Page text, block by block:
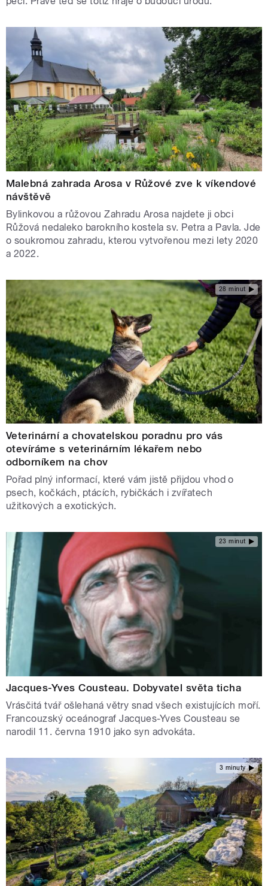
Malebná zahrada Arosa v Růžové zve k víkendové
návštěvě
Bylinkovou a růžovou Zahradu Arosa najdete ji obci
Růžová nedaleko barokního kostela sv. Petra a Pavla. Jde
o soukromou zahradu, kterou vytvořenou mezi lety 2020
a 2022.
28 minut
Veterinární a chovatelskou poradnu pro vás
otevíráme s veterinárním lékařem nebo
odborníkem na chov
Pořad plný informací, které vám jistě přijdou vhod o
psech, kočkách, ptácích, rybičkách i zvířatech
užitkových a exotických.
23 minut
Jacques-Yves Cousteau. Dobyvatel světa ticha
Vrásčitá tvář ošlehaná větry snad všech existujících moří.
Francouzský oceánograf Jacques-Yves Cousteau se
narodil 11. června 1910 jako syn advokáta.
3 minuty